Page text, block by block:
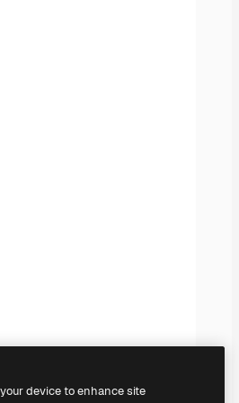
device to enhance site